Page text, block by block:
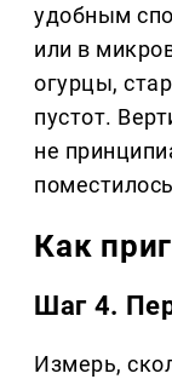
удобным
или в
огурцы,
пустот.
не
Как
Шаг 4.
Измерь,